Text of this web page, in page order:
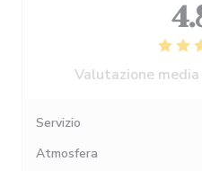
Valutazione
Servizio
Atmosfera